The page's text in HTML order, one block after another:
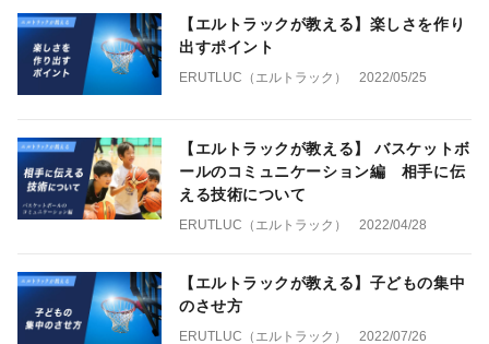
【エルトラックが教える】楽しさを作り
出すポイント
ERUTLUC（エルトラック） 2022/05/25
【エルトラックが教える】 バスケットボ
ールのコミュニケーション編 相手に伝
える技術について
ERUTLUC（エルトラック） 2022/04/28
【エルトラックが教える】子どもの集中
のさせ方
ERUTLUC（エルトラック） 2022/07/26